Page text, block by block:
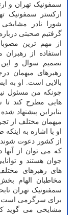
سمفونیک تهران و
ارکستر سمفونیک
شورا نادر
گرفتیم صحبتی
از مهم ترین
استفاده از
تصمیم سوال و این
رهبرهای میهمان
بالایی است. او به
چونکه من مسئول
هایی مطرح کند تا
بنابراین پیشنهاد
میهمان مختلف از
او با اشاره به
از کشور دعوت
که می توان از آنها
جوان هستند و
های رهبرهای
مخاطبان الهام
سمفنونیک تهران
برای سرگرمی
مشایخی می گوید